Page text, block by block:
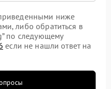
ниже
либо обратиться в
по следующему
если не нашли ответ на